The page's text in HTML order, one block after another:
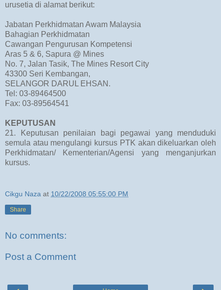
urusetia di alamat berikut:
Jabatan Perkhidmatan Awam Malaysia
Bahagian Perkhidmatan
Cawangan Pengurusan Kompetensi
Aras 5 & 6, Sapura @ Mines
No. 7, Jalan Tasik, The Mines Resort City
43300 Seri Kembangan,
SELANGOR DARUL EHSAN.
Tel: 03-89464500
Fax: 03-89564541
KEPUTUSAN
21. Keputusan penilaian bagi pegawai yang menduduki
semula atau mengulangi kursus PTK akan dikeluarkan oleh
Perkhidmatan/ Kementerian/Agensi yang menganjurkan
kursus.
Cikgu Naza at 10/22/2008 05:55:00 PM
Share
No comments:
Post a Comment